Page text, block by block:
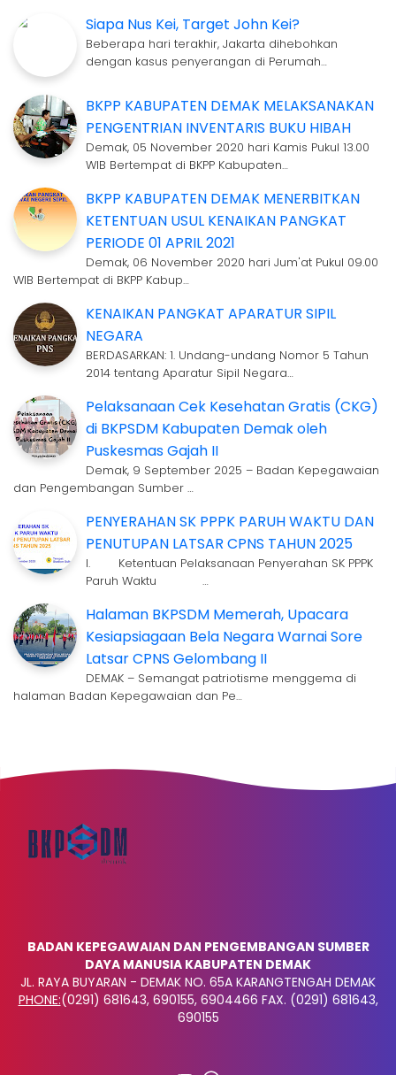
Siapa Nus Kei, Target John Kei?
Beberapa hari terakhir, Jakarta dihebohkan
dengan kasus penyerangan di Perumah…
BKPP KABUPATEN DEMAK MELAKSANAKAN
PENGENTRIAN INVENTARIS BUKU HIBAH
Demak, 05 November 2020 hari Kamis Pukul 13.00
WIB Bertempat di BKPP Kabupaten…
BKPP KABUPATEN DEMAK MENERBITKAN
KETENTUAN USUL KENAIKAN PANGKAT
PERIODE 01 APRIL 2021
Demak, 06 November 2020 hari Jum'at Pukul 09.00
WIB Bertempat di BKPP Kabup…
KENAIKAN PANGKAT APARATUR SIPIL
NEGARA
BERDASARKAN: 1. Undang-undang Nomor 5 Tahun
2014 tentang Aparatur Sipil Negara…
Pelaksanaan Cek Kesehatan Gratis (CKG)
di BKPSDM Kabupaten Demak oleh
Puskesmas Gajah II
Demak, 9 September 2025 – Badan Kepegawaian
dan Pengembangan Sumber …
PENYERAHAN SK PPPK PARUH WAKTU DAN
PENUTUPAN LATSAR CPNS TAHUN 2025
I. Ketentuan Pelaksanaan Penyerahan SK PPPK
Paruh Waktu …
Halaman BKPSDM Memerah, Upacara
Kesiapsiagaan Bela Negara Warnai Sore
Latsar CPNS Gelombang II
DEMAK – Semangat patriotisme menggema di
halaman Badan Kepegawaian dan Pe…
BADAN KEPEGAWAIAN DAN PENGEMBANGAN SUMBER
DAYA MANUSIA KABUPATEN DEMAK
JL. RAYA BUYARAN - DEMAK NO. 65A KARANGTENGAH DEMAK
PHONE:(0291) 681643, 690155, 6904466 FAX. (0291) 681643,
690155